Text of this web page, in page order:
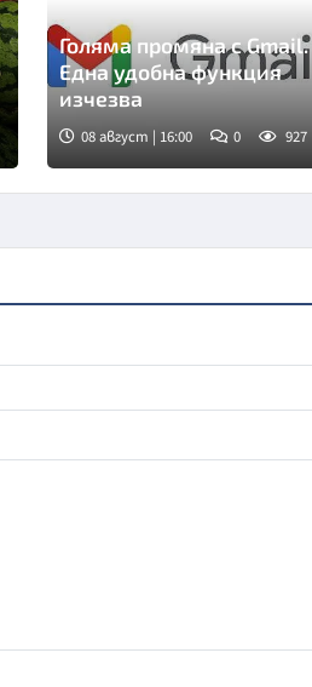
Голяма промяна с Gmail.
Една удобна функция
изчезва
08 август | 16:00 0 927